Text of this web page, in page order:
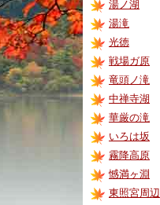
湯ノ湖
湯滝
光徳
戦場ガ原
竜頭ノ滝
中禅寺湖
華厳の滝
いろは坂
霧降高原
憾満ヶ淵
東照宮周辺